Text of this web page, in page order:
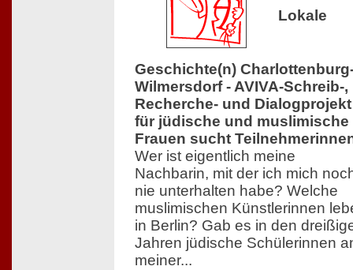
Lokale
Geschichte(n)
Wilmersdorf - AVIVA-Schreib-,
Recherche- und Dialogprojekt
für jüdische und muslimische
Frauen sucht
Wer ist eigentlich meine
Nachbarin, mit der ich mich
nie unterhalten habe? Welche
muslimischen Künstlerinnen
in Berlin? Gab es in den
Jahren jüdische Schülerinnen
meiner...